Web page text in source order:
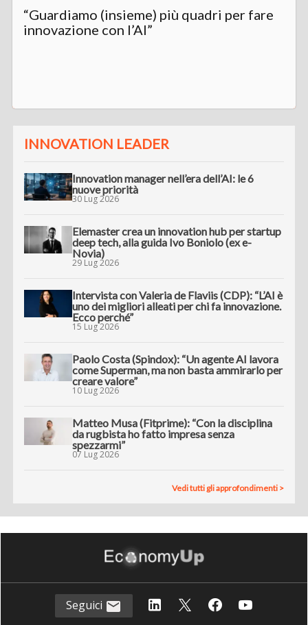
“Guardiamo (insieme) più quadri per fare
innovazione con l’AI”
INNOVATION LEADER
Innovation manager nell’era dell’AI: le 6
nuove priorità
30 Lug 2026
Elemaster crea un innovation hub per startup
deep tech, alla guida Ivo Boniolo (ex e-
Novia)
29 Lug 2026
Intervista con Valeria de Flaviis (CDP): “L’AI è
uno dei migliori alleati per chi fa innovazione.
Ecco perché”
15 Lug 2026
Paolo Costa (Spindox): “Un agente AI lavora
come Superman, ma non basta ammirarlo per
creare valore”
10 Lug 2026
Matteo Musa (Fitprime): “Con la disciplina
da rugbista ho fatto impresa senza
spezzarmi”
07 Lug 2026
Vedi tutti gli approfondimenti >
Seguici